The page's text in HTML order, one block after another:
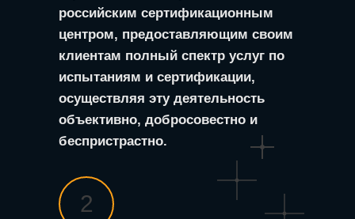
2
российским сертификационным
центром, предоставляющим своим
клиентам полный спектр услуг по
испытаниям и сертификации,
осуществляя эту деятельность
объективно, добросовестно и
беспристрастно.